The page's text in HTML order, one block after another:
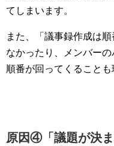
てしまいます。
また、「議事録作成は
なかったり、メンバー
順番が回ってくることも
原因④「議題が決